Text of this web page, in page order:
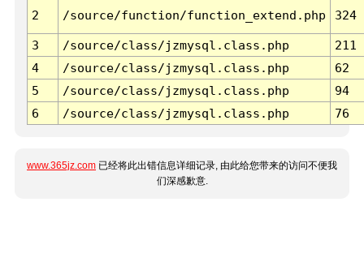
2 /source/function/function_extend.php 324
3 /source/class/jzmysql.class.php
211
4
/source/class/jzmysql.class.php
62
5
/source/class/jzmysql.class.php
94
6
/source/class/jzmysql.class.php 76
www.365jz.com 已经将此出错信息详细记录, 由此给您带来的访问不便我
们深感歉意.